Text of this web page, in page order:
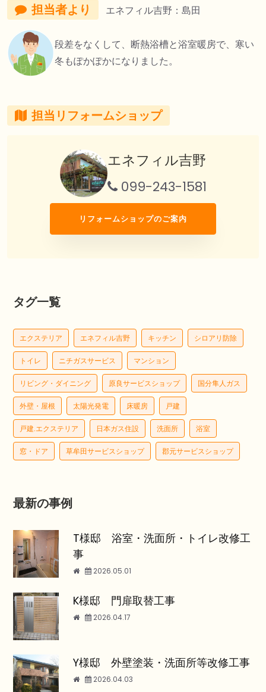
担当者より エネフィル吉野：島田
段差をなくして、断熱浴槽と浴室暖房で、寒い
冬もぽかぽかになりました。
担当リフォームショップ
エネフィル吉野
099-243-1581
リフォームショップのご案内
タグ一覧
エクステリア エネフィル吉野 キッチン シロアリ防除
トイレ ニチガスサービス マンション
リビング・ダイニング 原良サービスショップ 国分隼人ガス
外壁・屋根 太陽光発電 床暖房 戸建
戸建.エクステリア 日本ガス住設 洗面所 浴室
窓・ドア 草牟田サービスショップ 郡元サービスショップ
最新の事例
T様邸 浴室・洗面所・トイレ改修工
事
2026.05.01
K様邸 門扉取替工事
2026.04.17
Y様邸 外壁塗装・洗面所等改修工事
2026.04.03